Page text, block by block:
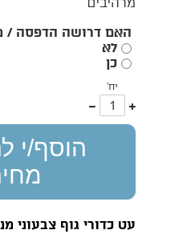
האם דרושה הדפסה /
לא
כן
יח'
עוד
אחד
הוסף/י
עט כדורי גוף צבעוני